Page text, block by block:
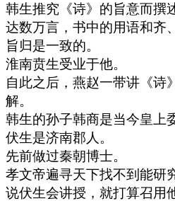
韩生推究《诗》的旨意而撰
达数万言，书中的用语和齐
旨归是一致的。
淮南贲生受业于他。
自此之后，燕赵一带讲《诗
解。
韩生的孙子韩商是当今皇上
伏生是济南郡人。
先前做过秦朝博士。
孝文帝遍寻天下找不到能研
说伏生会讲授，就打算召用